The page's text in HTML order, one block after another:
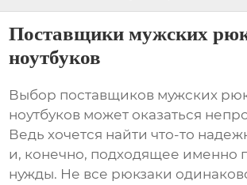
Поставщики мужских
ноутбуков
Выбор поставщиков мужских
ноутбуков может оказаться
Ведь хочется найти что-то
и, конечно, подходящее именно
нужды. Не все рюкзаки